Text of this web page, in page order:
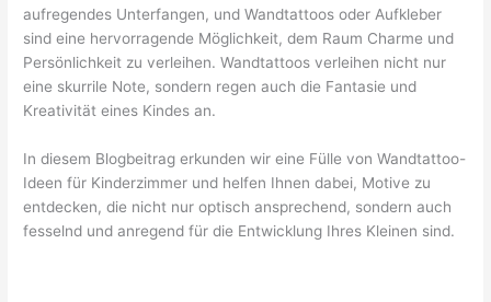
aufregendes Unterfangen, und Wandtattoos oder Aufkleber
sind eine hervorragende Möglichkeit, dem Raum Charme und
Persönlichkeit zu verleihen. Wandtattoos verleihen nicht nur
eine skurrile Note, sondern regen auch die Fantasie und
Kreativität eines Kindes an.
In diesem Blogbeitrag erkunden wir eine Fülle von Wandtattoo-
Ideen für Kinderzimmer und helfen Ihnen dabei, Motive zu
entdecken, die nicht nur optisch ansprechend, sondern auch
fesselnd und anregend für die Entwicklung Ihres Kleinen sind.